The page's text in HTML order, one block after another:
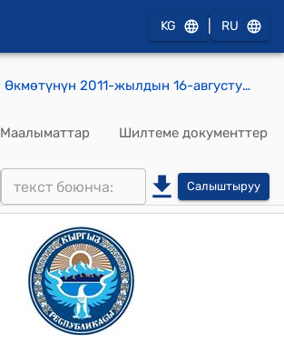
KG RU
КР Өкмөтүнүн 2011-жылдын 16-августундагы № 343-б (Алдашев Н.Б. жана Стефан Мария Феликс Вагнере боюнча) буйругу
Маалыматтар Шилтеме документтер
Салыштыруу